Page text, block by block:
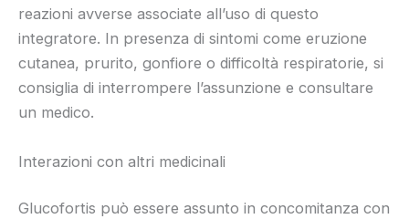
reazioni avverse associate all’uso di questo
integratore. In presenza di sintomi come eruzione
cutanea, prurito, gonfiore o difficoltà respiratorie, si
consiglia di interrompere l’assunzione e consultare
un medico.
Interazioni con altri medicinali
Glucofortis può essere assunto in concomitanza con